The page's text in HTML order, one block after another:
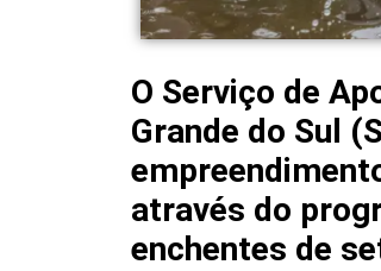
O Serviço de
Grande do Sul
através do
enchentes de